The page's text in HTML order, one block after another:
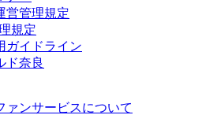
ア（実店舗）
ア
いて
営管理規定
規定
ガイドライン
ド奈良
ァンサービスについて